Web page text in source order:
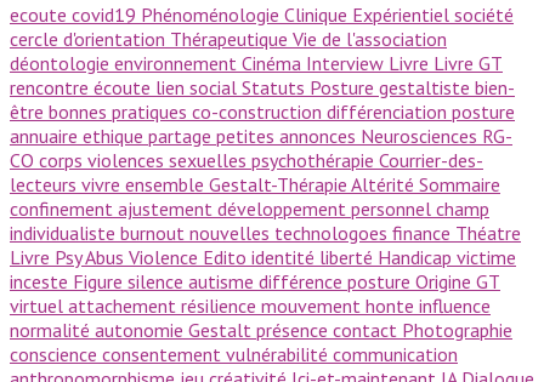
ecoute covid19 Phénoménologie Clinique Expérientiel société
cercle d'orientation Thérapeutique Vie de l'association
déontologie environnement Cinéma Interview Livre Livre GT
rencontre écoute lien social Statuts Posture gestaltiste bien-
être bonnes pratiques co-construction différenciation posture
annuaire ethique partage petites annonces Neurosciences RG-
CO corps violences sexuelles psychothérapie Courrier-des-
lecteurs vivre ensemble Gestalt-Thérapie Altérité Sommaire
confinement ajustement développement personnel champ
individualiste burnout nouvelles technologoes finance Théatre
Livre PsyAbus Violence Edito identité liberté Handicap victime
inceste Figure silence autisme différence posture Origine GT
virtuel attachement résilience mouvement honte influence
normalité autonomie Gestalt présence contact Photographie
conscience consentement vulnérabilité communication